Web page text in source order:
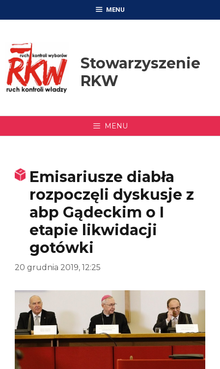
MENU
Stowarzyszenie
RKW
MENU
Emisariusze diabła
rozpoczęli dyskusje z
abp Gądeckim o I
etapie likwidacji
gotówki
20 grudnia 2019, 12:25